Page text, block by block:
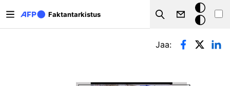
Faktantarkistus
Search
Tumma
tila
Ensisijaiset välilehdet
Jaa: